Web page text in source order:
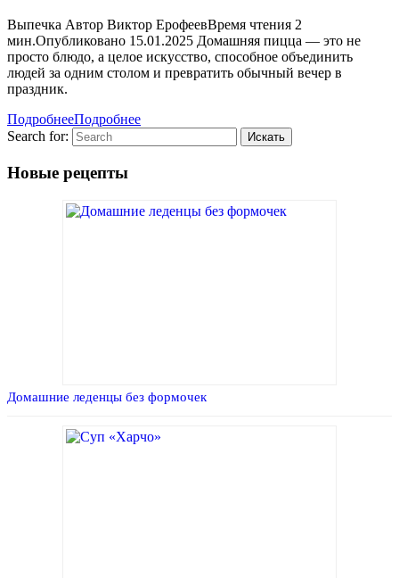
Выпечка Автор Виктор ЕрофеевВремя чтения 2
мин.Опубликовано 15.01.2025 Домашняя пицца — это не
просто блюдо, а целое искусство, способное объединить
людей за одним столом и превратить обычный вечер в
праздник.
ПодробнееПодробнее
Search for:
Новые рецепты
Домашние леденцы без формочек